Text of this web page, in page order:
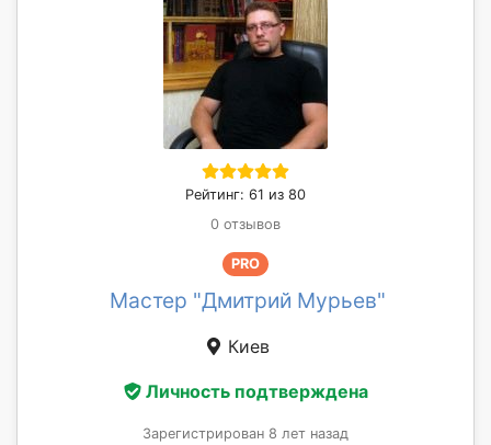
Рейтинг: 61 из 80
0 отзывов
PRO
Мастер "Дмитрий Мурьев"
Киев
Личность подтверждена
Зарегистрирован 8 лет назад